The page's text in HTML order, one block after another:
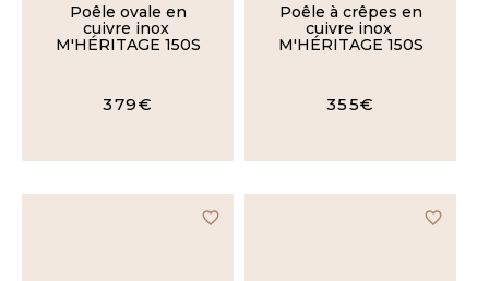
M'COOKPoêle ovale en
cuivre inox
M'HÉRITAGE 150S
379€
Poêle à crêpes en
cuivre inox
M'HÉRITAGE 150S
355€
favorite_border favorite_border